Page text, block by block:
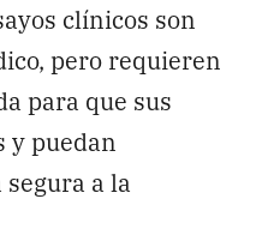
clínicos son
pero requieren
para que sus
y puedan
a la